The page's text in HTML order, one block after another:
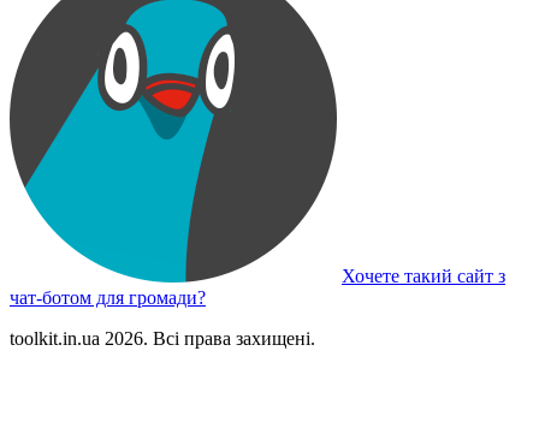
Хочете такий сайт з
чат-ботом для громади?
toolkit.in.ua 2026. Всі права захищені.